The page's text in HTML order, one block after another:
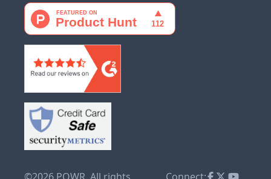
©2026 POWR. All rights Connect: